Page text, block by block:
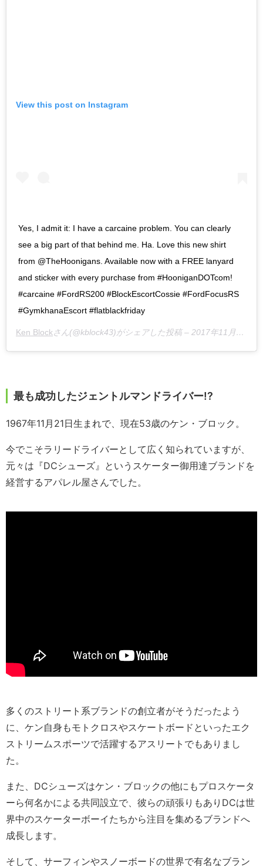
View this post on Instagram
Yes, I admit it: I have a carcaine problem. You can clearly
see a big part of that behind me. Ha. Love this new shirt
from @TheHoonigans. Available now with a FREE lanyard
and sticker with every purchase from #HooniganDOTcom!
#carcaine #FordRS200 #BlockEscortCossie #FordFocusRS
#GymkhanaEscort #flatblackfriday
Ken Blockさん(@kblock43)がシェアした投稿 – 2017年11月月25日午後1時19分PST
最も成功したジェントルマンドライバー!?
1967年11月21日生まれで、現在53歳のケン・ブロック。
今でこそラリードライバーとして広く知られていますが、
元々は『DCシューズ』というスケーター御用達ブランドを
経営するアパレル屋さんでした。
多くのストリート系ブランドの創立者がそうだったよう
に、ケン自身もモトクロスやスケートボードといったエク
ストリームスポーツで活躍するアスリートでもありまし
た。
また、DCシューズはケン・ブロックの他にもプロスケータ
ーら何名かによる共同設立で、彼らの頑張りもありDCは世
界中のスケーターボーイたちから注目を集めるブランドへ
成長します。
そして、サーフィンやスノーボードの世界で有名なブラン